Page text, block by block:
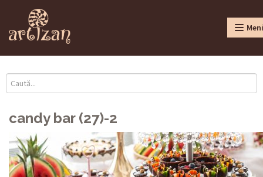
candy bar (27)-2